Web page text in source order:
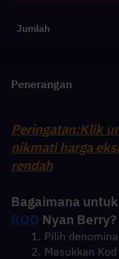
Jumlah
Penerangan
Peringatan:Klik
nikmati harga
rendah
Bagaimana untuk
ROO Nyan Berry?
Pilih
Masukkan